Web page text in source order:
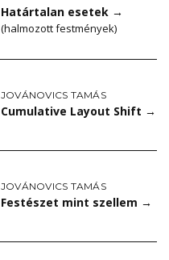
Határtalan esetek →
(halmozott festmények)
JOVÁNOVICS TAMÁS
Cumulative Layout Shift →
JOVÁNOVICS TAMÁS
Festészet mint szellem →